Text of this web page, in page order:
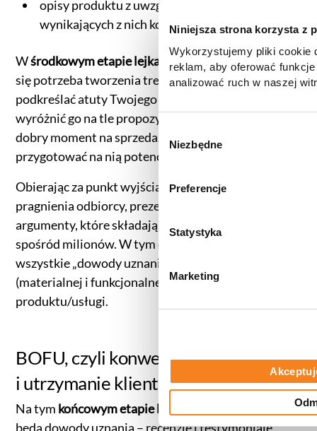
Niniejsza strona korzysta z
Wykorzystujemy pliki cookie
reklam, aby oferować
analizować ruch w naszej
zgody, udostępniamy
informacje z innymi danymi
znajdą Państwo klikając w
prywatności
b
o
d
y
Niezbędne
Preferencje
Statystyka
Marketing
opisy produktu z uwzględnieniem cech oraz
wynikających z nich korzyści.
Wśrodkowym etapie lejka sprzedażowegopojawia
się potrzeba tworzenia treści produktowych. Mają
podkreślać atuty Twojego rozwiązania oraz
wyróżnić go na tle propozycji konkurencji. To nie jest
dobry moment na sprzedaż, ale najlepszy, by
przygotować na nią potencjalnego Klienta.
Obierając za punkt wyjścia unikalne potrzeby i
pragnienia odbiorcy, prezentujesz konkretne
argumenty, które składają go, by wybrał Ciebie
spośród milionów. W tym celu publikujesz
wszystkie „dowody uznania” świadczące o wartości
(materialnej i funkcjonalnej) Twojego
produktu/usługi.
BOFU, czyli konwersja, zakup
i utrzymanie klienta
Na tym końcowym etapie lejka
będą dowody uznania – recenzje i testymoniale